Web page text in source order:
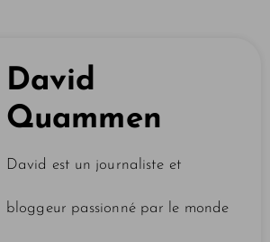
David
Quammen
David est un journaliste et
bloggeur passionné par le monde